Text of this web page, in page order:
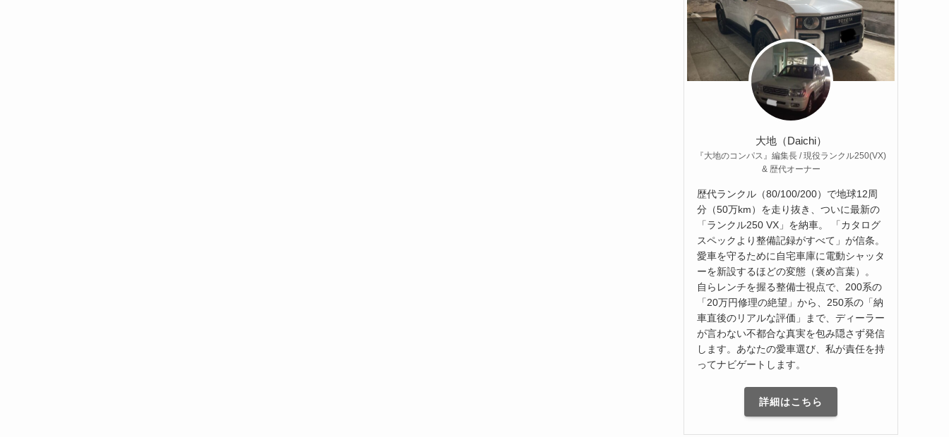
大地（Daichi）
『大地のコンパス』編集長 / 現役ランクル250(VX)
& 歴代オーナー
歴代ランクル（80/100/200）で地球12周
分（50万km）を走り抜き、ついに最新の
「ランクル250 VX」を納車。 「カタログ
スペックより整備記録がすべて」が信条。
愛車を守るために自宅車庫に電動シャッタ
ーを新設するほどの変態（褒め言葉）。
自らレンチを握る整備士視点で、200系の
「20万円修理の絶望」から、250系の「納
車直後のリアルな評価」まで、ディーラー
が言わない不都合な真実を包み隠さず発信
します。あなたの愛車選び、私が責任を持
ってナビゲートします。
詳細はこちら